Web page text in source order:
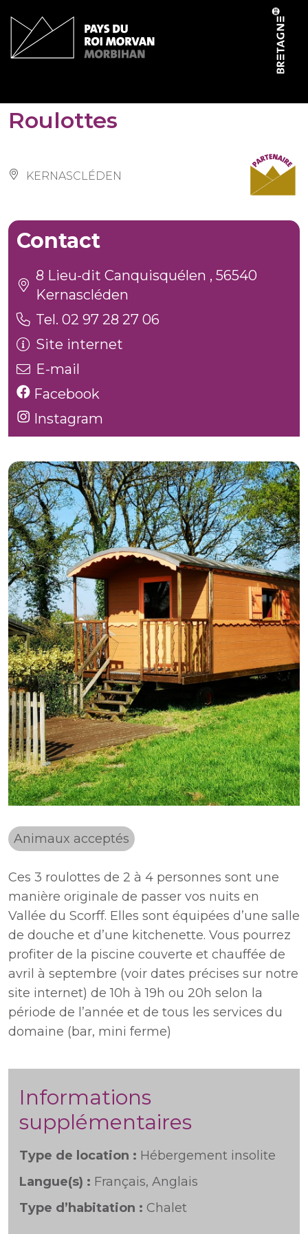
Roulottes
KERNASCLÉDEN
Animaux acceptés
Ces 3 roulottes de 2 à 4 personnes sont une
manière originale de passer vos nuits en
Vallée du Scorff. Elles sont équipées d’une salle
de douche et d’une kitchenette. Vous pourrez
profiter de la piscine couverte et chauffée de
avril à septembre (voir dates précises sur notre
site internet) de 10h à 19h ou 20h selon la
période de l’année et de tous les services du
domaine (bar, mini ferme)
Informations
supplémentaires
Type de location : Hébergement insolite
Langue(s) : Français, Anglais
Type d’habitation : Chalet
Contact
8 Lieu-dit Canquisquélen , 56540
Kernascléden
Tel. 02 97 28 27 06
Site internet
E-mail
Facebook
Instagram